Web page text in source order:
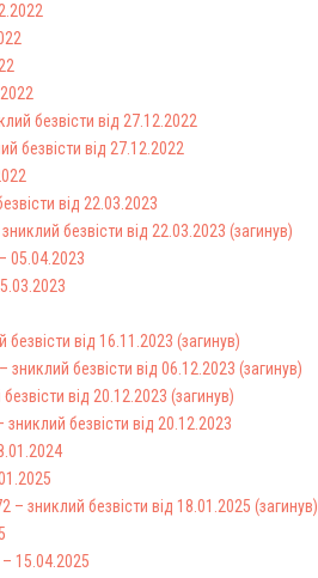
безвісти від 27.12.2022
безвісти від 27.12.2022
від 22.03.2023
безвісти від 22.03.2023 (загинув)
05.04.2023
від 16.11.2023 (загинув)
безвісти від 06.12.2023 (загинув)
від 20.12.2023 (загинув)
безвісти від 20.12.2023
зниклий безвісти від 18.01.2025 (загинув)
15.04.2025